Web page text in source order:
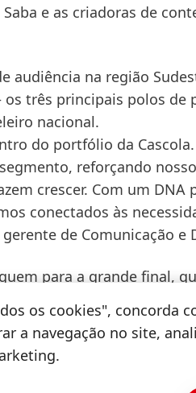
e as criadoras de
audiência na região
três principais polos de
nacional.
do portfólio da
reforçando
crescer. Com um
conectados às
de Comunicação e
para a grande final,
de marceneiros
.
Brás- Roberto
de setembro. Nesta
os cookies", concorda
a navegação no site,